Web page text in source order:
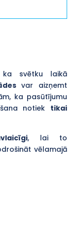
ka svētku laikā
var aizņemt
ka pasūtījumu
notiek tikai
, lai to
vēlamajā